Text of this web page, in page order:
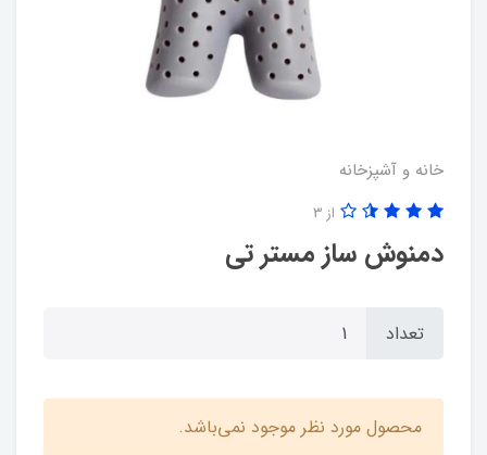
خانه و آشپزخانه
دمنوش ساز مستر تی
از 3
تعداد
محصول مورد نظر موجود نمی‌باشد.